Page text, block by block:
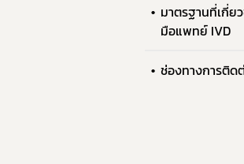
มาตรฐานที่เกี่ย
มือแพทย์ IVD
ช่องทางการติด